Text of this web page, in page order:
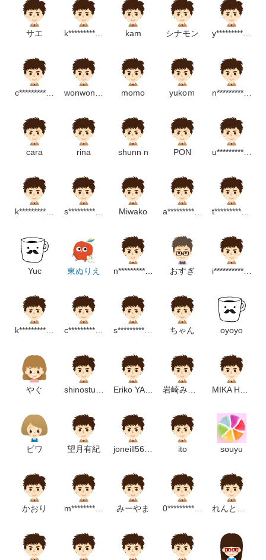
サエ k**************************p kam シナモン y******************p
c********************m wonwon7900 momo yukoｍ n*********************p
cara rina shunn n PON u**********************p
k********************p s************************p Miwako a*************************p t*******************t
Yuc 東ぬりえ n***********************m おすぎ i***********************m
k****************p c****************m s**********************m ちゃん oyoyo
やぐ shinostudio Eriko YAMAGUCHI 岩崎みなみ MIKA HASHIMOTO
ビワ 望月有紀 joneill5634@gmail.com ito souyu
かおり m***********************m みーやま 0**************m れんとロック